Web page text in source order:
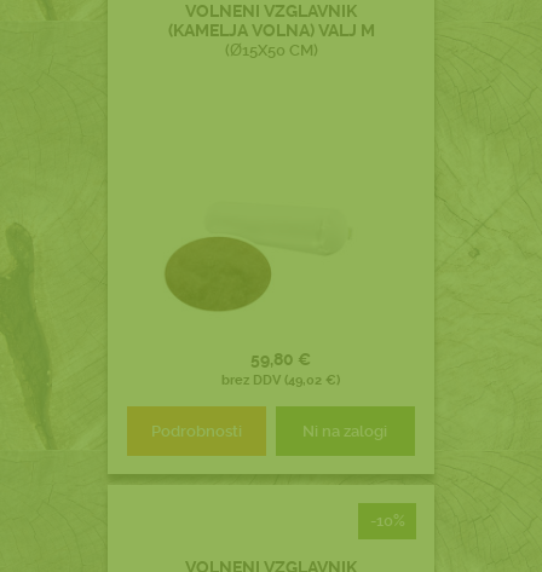
VOLNENI VZGLAVNIK
(KAMELJA VOLNA) VALJ M
(Ø15X50 CM)
59,80 €
brez DDV (49,02 €)
Podrobnosti Ni na zalogi
-10%
VOLNENI VZGLAVNIK